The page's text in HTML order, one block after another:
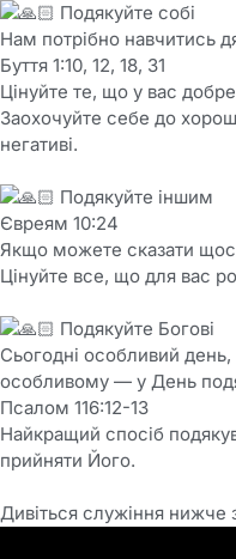
Подякуйте собі
Нам потрібно навчитись
Буття 1:10, 12, 18, 31
Цінуйте те, що у вас
Заохочуйте себе до
негативі.
Подякуйте іншим
Євреям 10:24
Якщо можете сказати
Цінуйте все, що для вас
Подякуйте Богові
Сьогодні особливий
особливому — у День
Псалом 116:12-13
Найкращий спосіб
прийняти Його.
Дивіться служіння нижче